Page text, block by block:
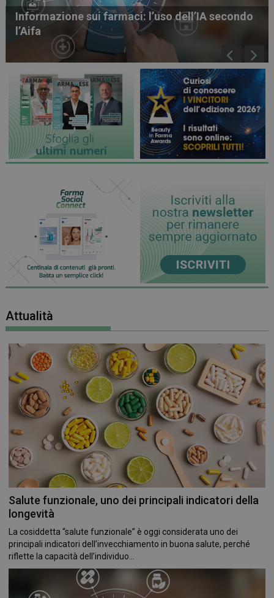
In Farmacia per i Bambini torna a novembre,
aperte le adesioni per farmacie e volontari
Attualità
Salute funzionale, uno dei principali indicatori della
longevità
La cosiddetta “salute funzionale” è oggi considerata uno dei
principali indicatori dell’invecchiamento in buona salute, perché
riflette la capacità dell’individuo...